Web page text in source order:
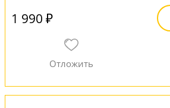
1 990 ₽